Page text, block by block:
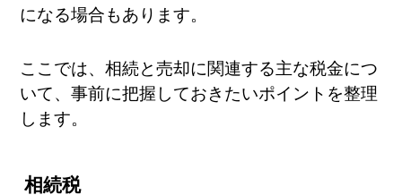
になる場合もあります。
ここでは、相続と売却に関連する主な税金につ
いて、事前に把握しておきたいポイントを整理
します。
相続税